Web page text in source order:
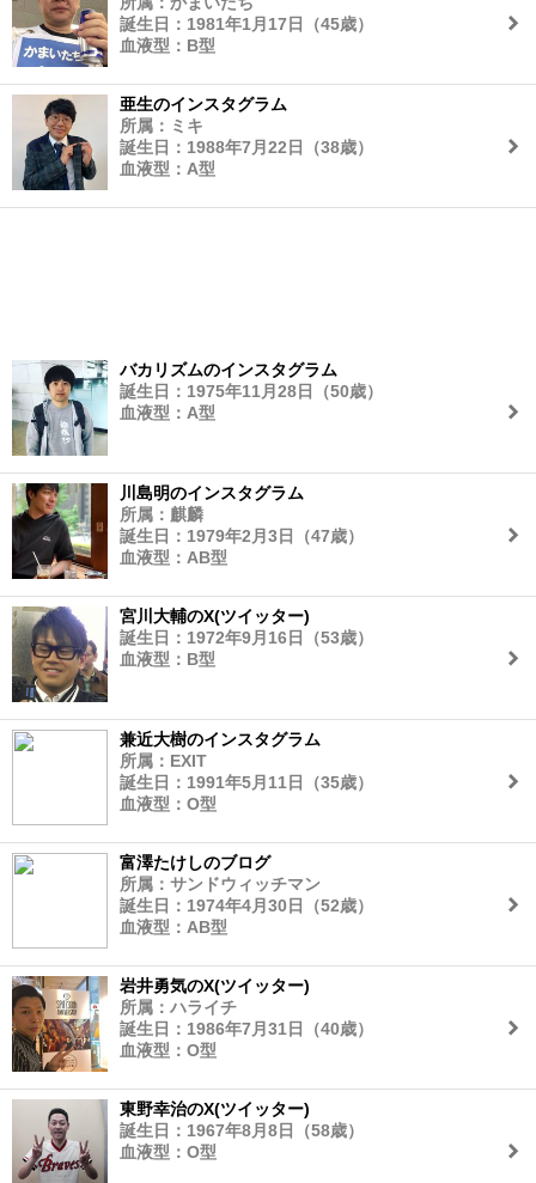
誕生日：1981年1月17日（45歳）
血液型：B型
亜生のインスタグラム
所属：ミキ
誕生日：1988年7月22日（38歳）
血液型：A型
バカリズムのインスタグラム
誕生日：1975年11月28日（50歳）
血液型：A型
川島明のインスタグラム
所属：麒麟
誕生日：1979年2月3日（47歳）
血液型：AB型
宮川大輔のX(ツイッター)
誕生日：1972年9月16日（53歳）
血液型：B型
兼近大樹のインスタグラム
所属：EXIT
誕生日：1991年5月11日（35歳）
血液型：O型
富澤たけしのブログ
所属：サンドウィッチマン
誕生日：1974年4月30日（52歳）
血液型：AB型
岩井勇気のX(ツイッター)
所属：ハライチ
誕生日：1986年7月31日（40歳）
血液型：O型
東野幸治のX(ツイッター)
誕生日：1967年8月8日（58歳）
血液型：O型